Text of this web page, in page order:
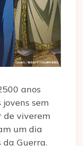
anos
sem
de viverem
um dia
da Guerra.